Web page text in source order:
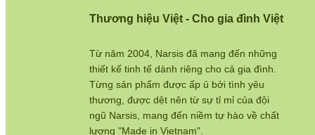
Từ năm 2004, Narsis đã mang đến những
thiết kế tinh tế dành riêng cho cả gia đình.
Từng sản phẩm được ấp ủ bởi tình yêu
thương, được dệt nên từ sự tỉ mỉ của đội
ngũ Narsis, mang đến niềm tự hào về chất
lượng "Made in Vietnam".
Thương hiệu Việt - Cho gia đình Việt